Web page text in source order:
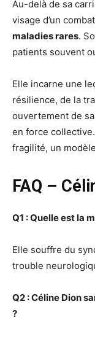
Au-delà de sa
visage d’un
maladies rares.
patients souvent
Elle incarne une
résilience, de la
ouvertement de
en force
fragilité, un
FAQ –
Q1 : Quelle est la
Elle souffre du
trouble
Q2 : Céline Dion
?